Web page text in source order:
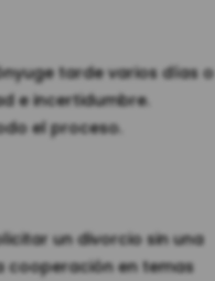
tarde varios días o
e incertidumbre.
el proceso.
un divorcio sin una
cooperación en temas